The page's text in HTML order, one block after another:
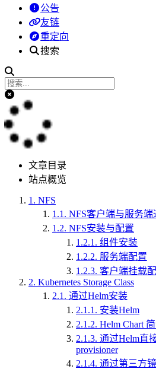
公告
友链
重定向
搜索
文章目录
站点概览
1. NFS
1.1. NFS客户端与服务端
1.2. NFS安装与配置
1.2.1. 组件安装
1.2.2. 服务端配置
1.2.3. 客户端挂载
2. Kubernetes Storage Class
2.1. 通过Helm安装
2.1.1. 安装Helm
2.1.2. Helm Chart
2.1.3. 通过Helm直
provisioner
2.1.4. 通过第三方